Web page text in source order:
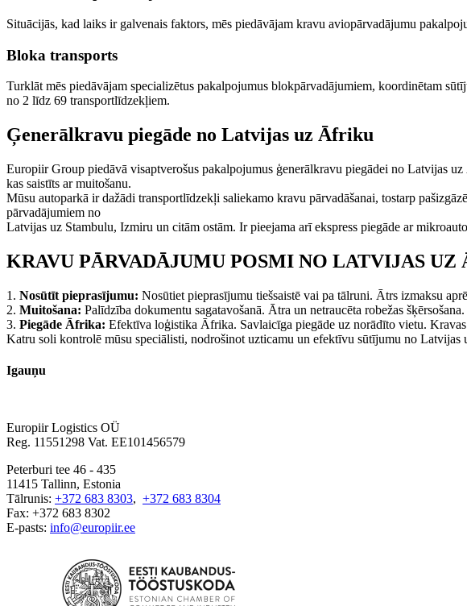
Situācijās, kad laiks ir galvenais faktors, mēs piedāvājam kravu aviopārvadājumu
Bloka transports
Turklāt mēs piedāvājam specializētus pakalpojumus blokpārvadājumiem, koordinētam
no 2 līdz 69 transportlīdzekļiem.
Ģenerālkravu piegāde no Latvijas uz Āfriku
Europiir Group piedāvā visaptverošus pakalpojumus ģenerālkravu piegādei no Latvijas
kas saistīts ar muitošanu.
Mūsu autoparkā ir dažādi transportlīdzekļi saliekamo kravu pārvadāšanai, tostarp
pārvadājumiem no
Latvijas uz Stambulu, Izmiru un citām ostām. Ir pieejama arī ekspress piegāde ar
KRAVU PĀRVADĀJUMU POSMI NO LATVIJAS UZ
1. Nosūtīt pieprasījumu: Nosūtiet pieprasījumu tiešsaistē vai pa tālruni. Ātrs izmaksu
2. Muitošana: Palīdzība dokumentu sagatavošanā. Ātra un netraucēta robežas
3. Piegāde Āfrika: Efektīva loģistika Āfrika. Savlaicīga piegāde uz norādīto vietu.
Katru soli kontrolē mūsu speciālisti, nodrošinot uzticamu un efektīvu sūtījumu no Latvijas
Igauņu
Europiir Logistics OÜ
Reg. 11551298 Vat. EE101456579
Peterburi tee 46 - 435
11415 Tallinn, Estonia
Tālrunis: +372 683 8303, +372 683 8304
Fax: +372 683 8302
E-pasts: info@europiir.ee